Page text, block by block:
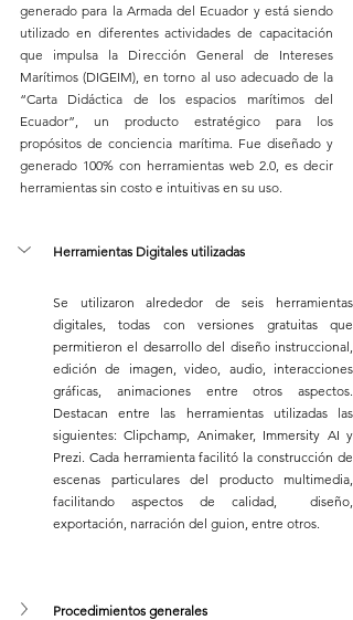
generado para la Armada del Ecuador y está siendo
utilizado en diferentes actividades de capacitación
que impulsa la Dirección General de Intereses
Marítimos (DIGEIM), en torno al uso adecuado de la
“Carta Didáctica de los espacios marítimos del
Ecuador”, un producto estratégico para los
propósitos de conciencia marítima. Fue diseñado y
generado 100% con herramientas web 2.0, es decir
herramientas sin costo e intuitivas en su uso.
Herramientas Digitales utilizadas
Se utilizaron alrededor de seis herramientas
digitales, todas con versiones gratuitas que
permitieron el desarrollo del diseño instruccional,
edición de imagen, video, audio, interacciones
gráficas, animaciones entre otros aspectos.
Destacan entre las herramientas utilizadas las
siguientes: Clipchamp, Animaker, Immersity AI y
Prezi. Cada herramienta facilitó la construcción de
escenas particulares del producto multimedia,
facilitando aspectos de calidad,  diseño,
exportación, narración del guion, entre otros.
Procedimientos generales